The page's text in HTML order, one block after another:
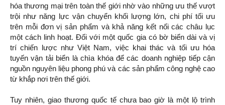
hóa thương mại trên toàn thế giới nhờ vào những ưu thế vượt
trội như năng lực vận chuyển khối lượng lớn, chi phí tối ưu
trên mỗi đơn vị sản phẩm và khả năng kết nối các châu lục
một cách linh hoạt. Đối với một quốc gia có bờ biển dài và vị
trí chiến lược như Việt Nam, việc khai thác và tối ưu hóa
tuyến vận tải biển là chìa khóa để các doanh nghiệp tiếp cận
nguồn nguyên liệu phong phú và các sản phẩm công nghệ cao
từ khắp nơi trên thế giới.
Tuy nhiên, giao thương quốc tế chưa bao giờ là một lộ trình